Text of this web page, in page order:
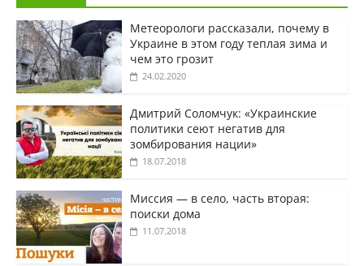
Метеорологи рассказали, почему в
Украине в этом году теплая зима и
чем это грозит
24.02.2020
Дмитрий Соломчук: «Украинские
политики сеют негатив для
зомбирования нации»
18.07.2018
Миссия — в село, часть вторая:
поиски дома
11.07.2018